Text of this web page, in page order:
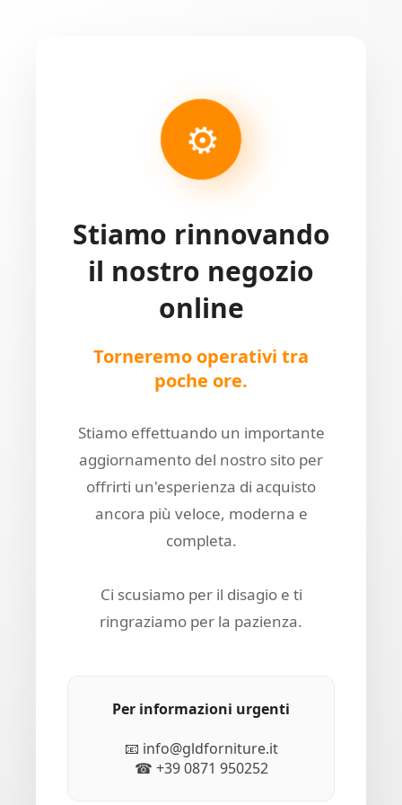
⚙
Stiamo rinnovando
il nostro negozio
online
Torneremo operativi tra
poche ore.
Stiamo effettuando un importante
aggiornamento del nostro sito per
offrirti un'esperienza di acquisto
ancora più veloce, moderna e
completa.
Ci scusiamo per il disagio e ti
ringraziamo per la pazienza.
Per informazioni urgenti
📧 info@gldforniture.it
☎ +39 0871 950252